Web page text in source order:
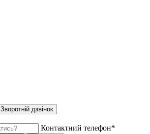
Зворотній дзвінок
Контактний телефон*